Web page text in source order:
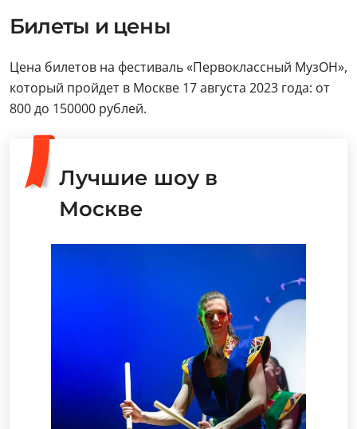
Билеты и цены
Цена билетов на фестиваль «Первоклассный МузОН»,
который пройдет в Москве 17 августа 2023 года: от
800 до 150000 рублей.
Лучшие шоу в
Москве